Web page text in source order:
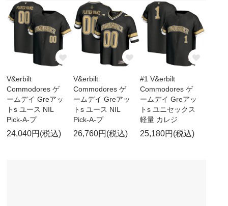
V&erbilt
Commodores ゲ
ームデイ Greアッ
トs ユース NIL
Pick-A-プ
24,040円(税込)
V&erbilt
Commodores ゲ
ームデイ Greアッ
トs ユース NIL
Pick-A-プ
26,760円(税込)
#1 V&erbilt
Commodores ゲ
ームデイ Greアッ
トs ユニセックス
軽量 カレジ
25,180円(税込)